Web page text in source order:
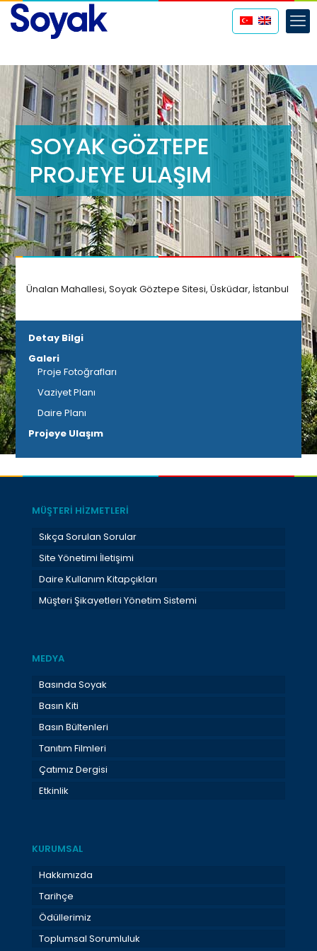
SOYAK GÖZTEPE
PROJEYE ULAŞIM
Ünalan Mahallesi, Soyak Göztepe Sitesi, Üsküdar, İstanbul
Detay Bilgi
Galeri
Proje Fotoğrafları
Vaziyet Planı
Daire Planı
Projeye Ulaşım
MÜŞTERİ HİZMETLERİ
Sıkça Sorulan Sorular
Site Yönetimi İletişimi
Daire Kullanım Kitapçıkları
Müşteri Şikayetleri Yönetim Sistemi
MEDYA
Basında Soyak
Basın Kiti
Basın Bültenleri
Tanıtım Filmleri
Çatımız Dergisi
Etkinlik
KURUMSAL
Hakkımızda
Tarihçe
Ödüllerimiz
Toplumsal Sorumluluk